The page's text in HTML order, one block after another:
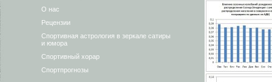
О нас
Рецензии
Спортивная астрология в зеркале сатиры
и юмора
Спортивный хорар
Спортпрогнозы